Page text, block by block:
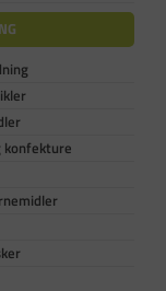
konfekture